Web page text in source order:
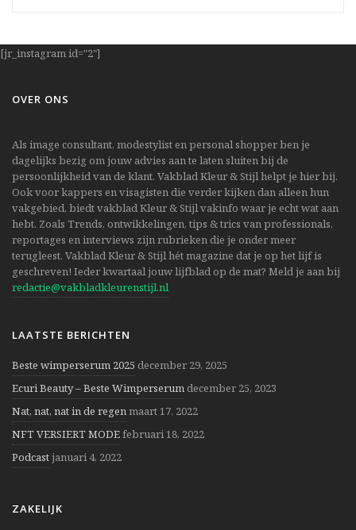
[jr_instagram id="2"]
OVER ONS
Als image consultant, modestylist en personal shopper ben je
dagelijks bezig om jouw advies aan te laten sluiten bij de
persoonlijkheid van de klant. Vakblad Kleur & Stijl helpt je hier bij.
Ook voor kappers en visagisten die verder kijken dan alleen hun
vakgebied, biedt vakblad Kleur & Stijl vakinfo waar je echt wat aan
hebt. Zoals Trends, ontwikkelingen, tips & trics van professionals,
reportages en interviews zijn rubrieken die je onder meer
terugleest. Vakblad Kleur & Stijl hét magazine dat je op het lijf is
geschreven! Ieder kwartaal jouw lijfblad op de mat? Meld je aan bij
redactie@vakbladkleurenstijl.nl
LAATSTE BERICHTEN
Beste wimperserum 2025 december 29, 2025
Ecuri Beauty – Beste Wimperserum december 25, 2023
Nat, nat, nat in de regenmaart 17, 2022
NFT VERSIERT MODEfebruari 18, 2022
Podcastjanuari 4, 2022
ZAKELIJK